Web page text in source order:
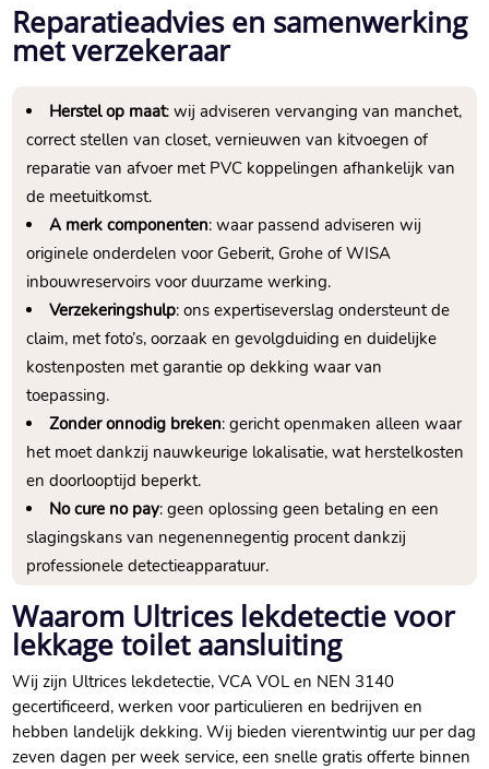
Reparatieadvies en samenwerking
met verzekeraar
Herstel op maat: wij adviseren vervanging van manchet,
correct stellen van closet, vernieuwen van kitvoegen of
reparatie van afvoer met PVC koppelingen afhankelijk van
de meetuitkomst.​
A merk componenten: waar passend adviseren wij
originele onderdelen voor Geberit, Grohe of WISA
inbouwreservoirs voor duurzame werking.​
Verzekeringshulp: ons expertiseverslag ondersteunt de
claim, met foto’s, oorzaak en gevolgduiding en duidelijke
kostenposten met garantie op dekking waar van
toepassing.​
Zonder onnodig breken: gericht openmaken alleen waar
het moet dankzij nauwkeurige lokalisatie, wat herstelkosten
en doorlooptijd beperkt.​
No cure no pay: geen oplossing geen betaling en een
slagingskans van negenennegentig procent dankzij
professionele detectieapparatuur.​
Waarom Ultrices lekdetectie voor
lekkage toilet aansluiting
Wij zijn Ultrices lekdetectie, VCA VOL en NEN 3140
gecertificeerd, werken voor particulieren en bedrijven en
hebben landelijk dekking.​ Wij bieden vierentwintig uur per dag
zeven dagen per week service, een snelle gratis offerte binnen